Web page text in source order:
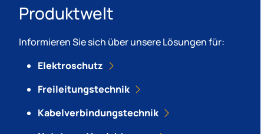
Produktwelt
Informieren Sie sich über unsere Lösungen für:
Elektroschutz
Freileitungstechnik
Kabelverbindungstechnik